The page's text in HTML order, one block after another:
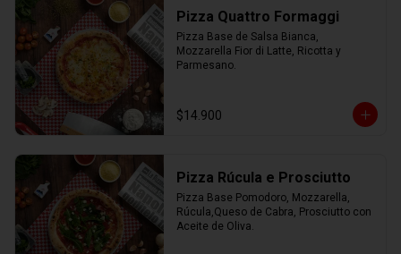
Pizza Quattro Formaggi
Pizza Base de Salsa Bianca,
Mozzarella Fior di Latte, Ricotta y
Parmesano.
$14.900
Pizza Rúcula e Prosciutto
Pizza Base Pomodoro, Mozzarella,
Rúcula,Queso de Cabra, Prosciutto con
Aceite de Oliva.